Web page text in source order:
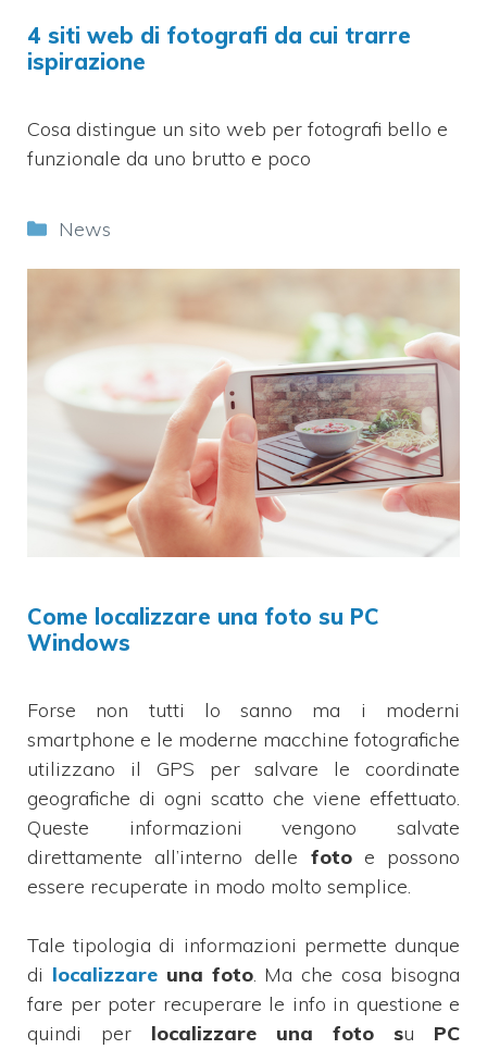
4 siti web di fotografi da cui trarre
ispirazione
Cosa distingue un sito web per fotografi bello e
funzionale da uno brutto e poco
Categorie
News
Come localizzare una foto su PC
Windows
Forse non tutti lo sanno ma i moderni
smartphone e le moderne macchine fotografiche
utilizzano il GPS per salvare le coordinate
geografiche di ogni scatto che viene effettuato.
Queste informazioni vengono salvate
direttamente all’interno delle fotoe possono
essere recuperate in modo molto semplice.
Tale tipologia di informazioni permette dunque
di localizzareuna foto. Ma che cosa bisogna
fare per poter recuperare le info in questione e
quindi per localizzare una foto su PC